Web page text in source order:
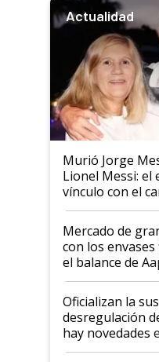
Actualidad
Murió Jorge
Lionel Messi:
vínculo con el
Mercado de
con los
el balance de
Posta
Oficializan la
desregulación
hay novedades
la hidrovía